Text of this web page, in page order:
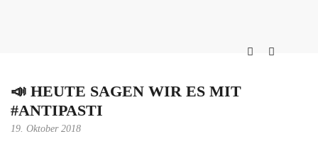
📣 HEUTE SAGEN WIR ES MIT
#ANTIPASTI
19. Oktober 2018